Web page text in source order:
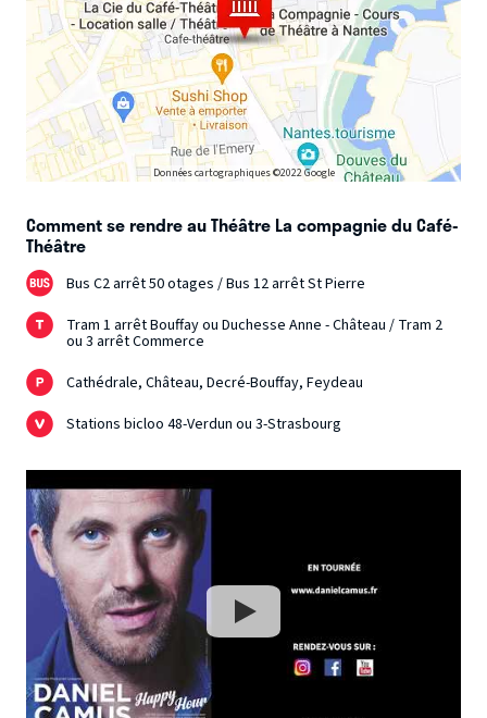
Données cartographiques ©2022 Google
Comment se rendre au Théâtre La compagnie du Café-
Théâtre
Bus C2 arrêt 50 otages / Bus 12 arrêt St Pierre
Tram 1 arrêt Bouffay ou Duchesse Anne - Château / Tram 2
ou 3 arrêt Commerce
Cathédrale, Château, Decré-Bouffay, Feydeau
Stations bicloo 48-Verdun ou 3-Strasbourg